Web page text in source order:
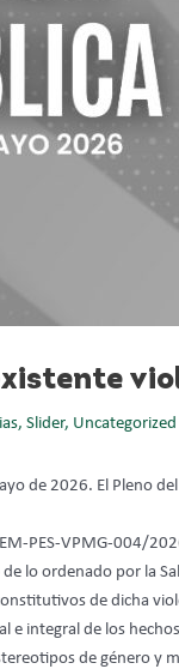
, Slider, Uncategorized
de 2026. El Pleno
PES-VPMG-004/
lo ordenado por la
de dicha
e integral de los
de género y